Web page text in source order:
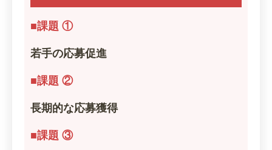
■課題 ①
若手の応募促進
■課題 ②
長期的な応募獲得
■課題 ③